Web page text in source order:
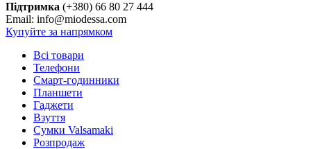
Підтримка (+380) 66 80 27 444
Email: info@miodessa.com
Купуйте за напрямком
Всі товари
Телефони
Смарт-годинники
Планшети
Гаджети
Взуття
Сумки Valsamaki
Розпродаж